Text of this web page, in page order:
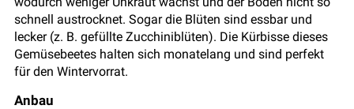
schnell austrocknet. Sogar die Blüten sind essbar und
lecker (z. B. gefüllte Zucchiniblüten). Die Kürbisse dieses
Gemüsebeetes halten sich monatelang und sind perfekt
für den Wintervorrat.
Anbau